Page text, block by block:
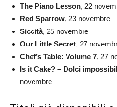
The Piano Lesson, 22
Red Sparrow, 23 novembre
Siccità, 25 novembre
Our Little Secret, 27
Chef’s Table: Volume 7, 27
Is it Cake? – Dolci
novembre